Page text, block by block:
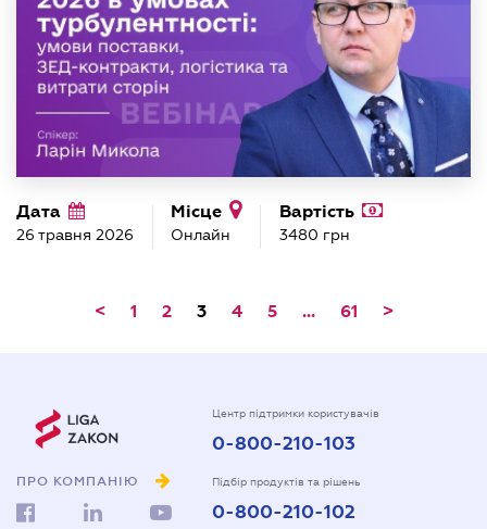
Дата
26 травня 2026
Місце
Онлайн
Вартість
3480 грн
< 1 2 3 4 5 ... 61 >
ПРО КОМПАНІЮ
Центр підтримки користувачів
0-800-210-103
Підбір продуктів та рішень
0-800-210-102